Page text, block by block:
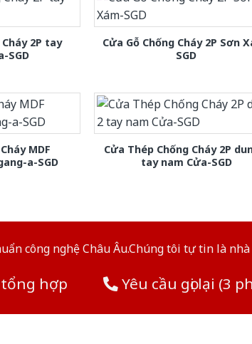
2P tay
SGD
Cửa Gỗ Chống Cháy 2P Sơn
SGD
MDF
a-SGD
Cửa Thép Chống Cháy 2P
tay nam Cửa-SGD
công nghệ Châu Âu.Chúng tôi tự tin là
hợp Yêu cầu gọi lại (3